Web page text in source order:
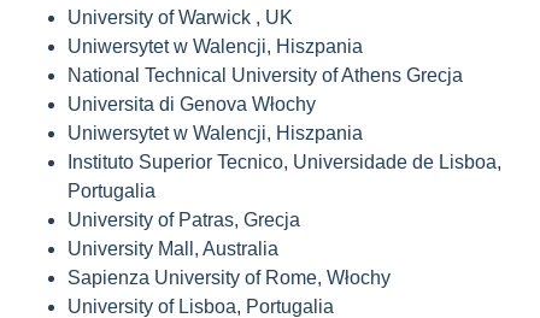
University of Warwick , UK
Uniwersytet w Walencji, Hiszpania
National Technical University of Athens Grecja
Universita di Genova Włochy
Uniwersytet w Walencji, Hiszpania
Instituto Superior Tecnico, Universidade de Lisboa,
Portugalia
University of Patras, Grecja
University Mall, Australia
Sapienza University of Rome, Włochy
University of Lisboa, Portugalia